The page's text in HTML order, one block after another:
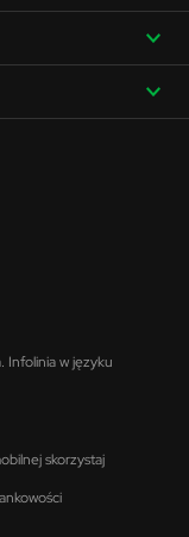
Infolinia w języku
skorzystaj